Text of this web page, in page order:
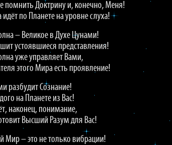
помнить Доктрину и, конечно, Меня!
идёт по Планете на уровне слуха!
– Великое в Духе Цунами!
устоявшиеся представления!
уже управляет Вами,
этого Мира есть проявление!
разбудит Сознание!
на Планете из Вас!
наконец, понимание,
Высший Разум для Вас!
Мир – это не только вибрации!